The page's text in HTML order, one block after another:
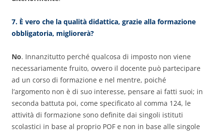
7. È vero che la qualità didattica, grazie alla formazione
obbligatoria, migliorerà?
No. Innanzitutto perché qualcosa di imposto non viene
necessariamente fruito, ovvero il docente può partecipare
ad un corso di formazione e nel mentre, poiché
l’argomento non è di suo interesse, pensare ai fatti suoi; in
seconda battuta poi, come specificato al comma 124, le
attività di formazione sono definite dai singoli istituti
scolastici in base al proprio POF e non in base alle singole